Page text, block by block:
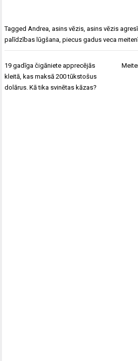
Tagged Andrea ,asins vēzis ,asins vēzis
palīdzības lūgšana ,piecus gadus veca
Ziņu
izvēlne
19 gadīga čigāniete apprecējās
kleitā, kas maksā 200 tūkstošus
dolārus. Kā tika svinētas kāzas?